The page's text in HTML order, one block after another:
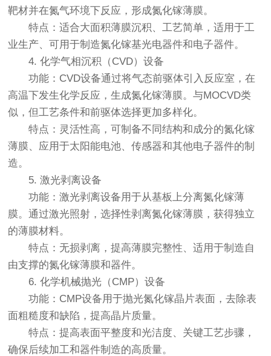
靶材并在氮气环境下反应，形成氮化镓薄膜。
特点：适合大面积薄膜沉积、工艺简单，适用于工
业生产、可用于制造氮化镓基光电器件和电子器件。
4. 化学气相沉积（CVD）设备
功能：CVD设备通过将气态前驱体引入反应室，在
高温下发生化学反应，生成氮化镓薄膜。与MOCVD类
似，但工艺条件和前驱体选择更加多样化。
特点：灵活性高，可制备不同结构和成分的氮化镓
薄膜、应用于太阳能电池、传感器和其他电子器件的制
造。
5. 激光剥离设备
功能：激光剥离设备用于从基板上分离氮化镓薄
膜。通过激光照射，选择性剥离氮化镓薄膜，获得独立
的薄膜材料。
特点：无损剥离，提高薄膜完整性、适用于制造自
由支撑的氮化镓薄膜和器件。
6. 化学机械抛光（CMP）设备
功能：CMP设备用于抛光氮化镓晶片表面，去除表
面粗糙度和缺陷，提高晶片质量。
特点：提高表面平整度和光洁度、关键工艺步骤，
确保后续加工和器件制造的高质量。